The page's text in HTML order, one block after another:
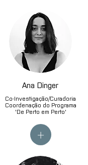
Ana Dinger
Co-Investigação/Curadoria
Coordenação do Programa
'De Perto em Perto'
+